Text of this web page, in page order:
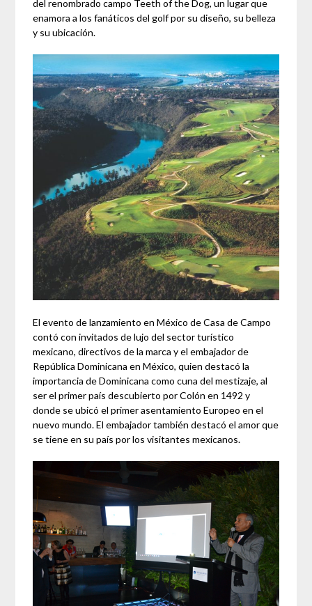
del renombrado campo Teeth of the Dog, un lugar que
enamora a los fanáticos del golf por su diseño, su belleza
y su ubicación.
El evento de lanzamiento en México de Casa de Campo
contó con invitados de lujo del sector turístico
mexicano, directivos de la marca y el embajador de
República Dominicana en México, quien destacó la
importancia de Dominicana como cuna del mestizaje, al
ser el primer país descubierto por Colón en 1492 y
donde se ubicó el primer asentamiento Europeo en el
nuevo mundo. El embajador también destacó el amor que
se tiene en su país por los visitantes mexicanos.